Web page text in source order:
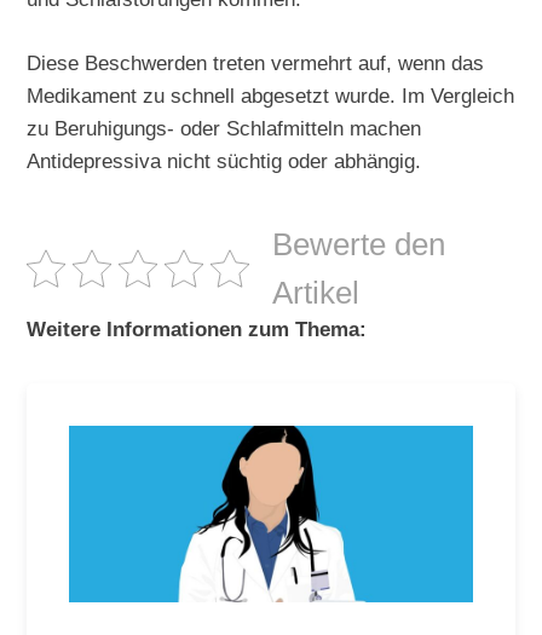
Diese Beschwerden treten vermehrt auf, wenn das
Medikament zu schnell abgesetzt wurde. Im Vergleich
zu Beruhigungs- oder Schlafmitteln machen
Antidepressiva nicht süchtig oder abhängig.
Bewerte den
Artikel
Weitere Informationen zum Thema: